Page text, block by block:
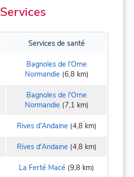
Services
Services de santé
Bagnoles de l'Orne
Normandie (6,8 km)
Bagnoles de l'Orne
Normandie (7,1 km)
Rives d'Andaine (4,8 km)
Rives d'Andaine (4,8 km)
La Ferté Macé (9,8 km)